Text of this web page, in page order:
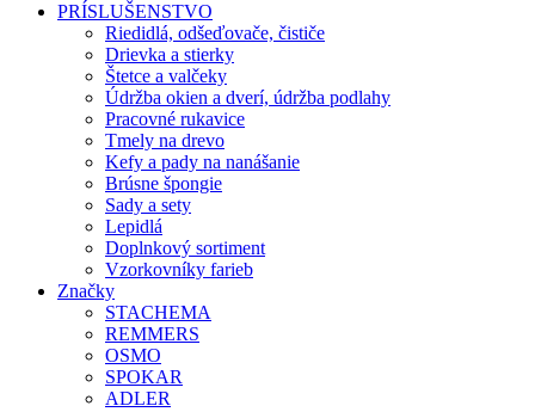
PRÍSLUŠENSTVO
Riedidlá, odšeďovače, čističe
Drievka a stierky
Štetce a valčeky
Údržba okien a dverí, údržba podlahy
Pracovné rukavice
Tmely na drevo
Kefy a pady na nanášanie
Brúsne špongie
Sady a sety
Lepidlá
Doplnkový sortiment
Vzorkovníky farieb
Značky
STACHEMA
REMMERS
OSMO
SPOKAR
ADLER